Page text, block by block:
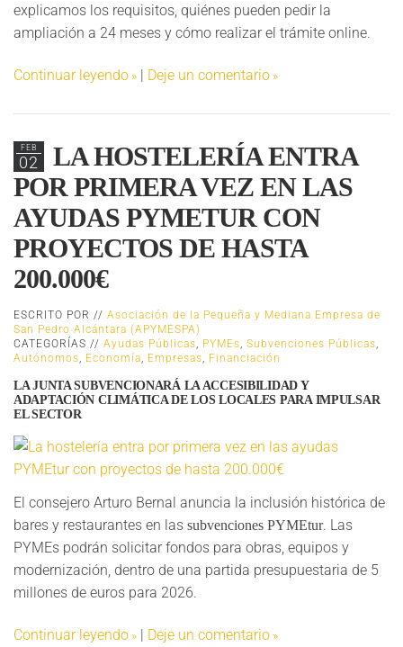
explicamos los requisitos, quiénes pueden pedir la
ampliación a 24 meses y cómo realizar el trámite online.
Continuar leyendo | Deje un comentario
FEB
02
LA HOSTELERÍA ENTRA
POR PRIMERA VEZ EN LAS
AYUDAS PYMETUR CON
PROYECTOS DE HASTA
200.000€
ESCRITO POR // Asociación de la Pequeña y Mediana Empresa de
San Pedro Alcántara (APYMESPA)
CATEGORÍAS // Ayudas Públicas PYMEs Subvenciones Públicas
Autónomos
Economía Empresas Financiación
LA JUNTA SUBVENCIONARÁ LA ACCESIBILIDAD Y
ADAPTACIÓN CLIMÁTICA DE LOS LOCALES PARA IMPULSAR
EL SECTOR
El consejero Arturo Bernal anuncia la inclusión histórica de
bares y restaurantes en las subvenciones PYMEtur. Las
PYMEs podrán solicitar fondos para obras, equipos y
modernización, dentro de una partida presupuestaria de 5
millones de euros para 2026.
Continuar leyendo | Deje un comentario